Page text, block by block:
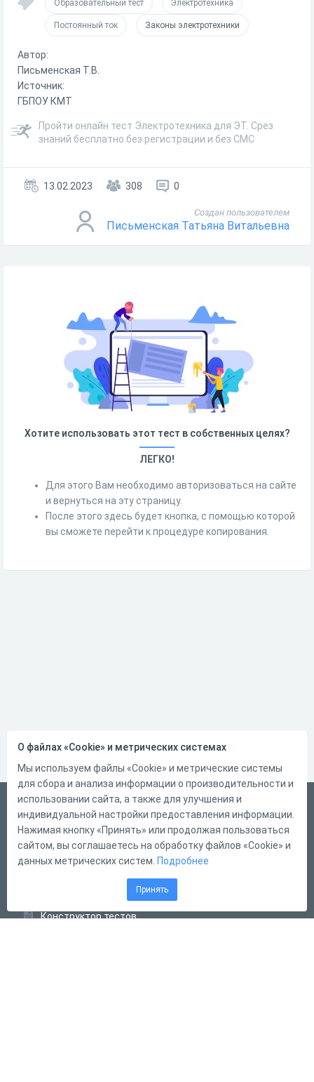
Образовательный тест Электротехника
Постоянный ток Законы электротехники
Автор:
Письменская Т.В.
Источник:
ГБПОУ КМТ
Пройти онлайн тест Электротехника для ЭТ. Срез
знаний бесплатно без регистрации и без СМС
13.02.2023 308 0
Создан пользователем
Письменская Татьяна Витальевна
Хотите использовать этот тест в собственных целях?
ЛЕГКО!
Для этого Вам необходимо авторизоваться на сайте
и вернуться на эту страницу.
После этого здесь будет кнопка, с помощью которой
вы сможете перейти к процедуре копирования.
Русский
Справка
Форма обратной связи
Конструктор тестов
О файлах «Cookie» и метрических системах
Мы используем файлы «Cookie» и метрические системы
для сбора и анализа информации о производительности и
использовании сайта, а также для улучшения и
индивидуальной настройки предоставления информации.
Нажимая кнопку «Принять» или продолжая пользоваться
сайтом, вы соглашаетесь на обработку файлов «Cookie» и
данных метрических систем. Подробнее
Принять